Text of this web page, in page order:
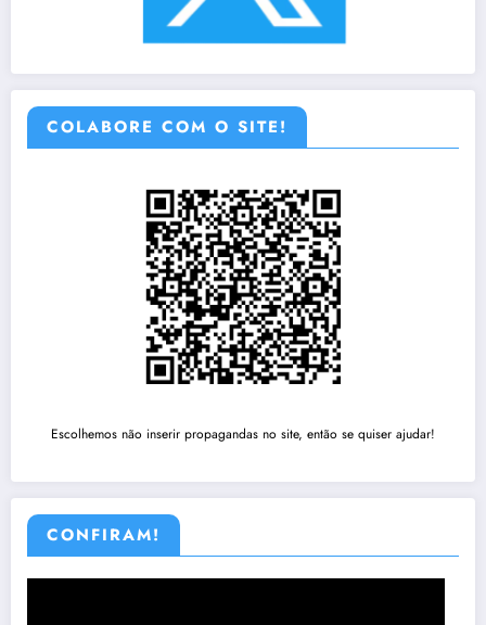
COLABORE COM O SITE!
Escolhemos não inserir propagandas no site, então se quiser ajudar!
CONFIRAM!